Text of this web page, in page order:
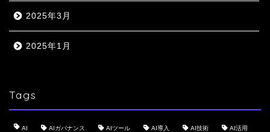
2025年3月
2025年1月
Tags
AI AIガバナンス AIツール AI導入 AI技術 AI活用